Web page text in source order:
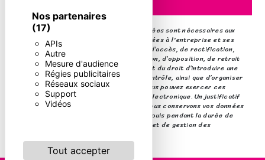
Nos partenaires
(17)
APIs
Autre
Mesure d'audience
Régies publicitaires
Réseaux sociaux
Support
Vidéos
Tout accepter
** Les données personnelles communiquées sont nécessaires aux
fins de vous contacter. Elles sont destinées à l'entreprise et ses
sous-traitants. Vous disposez de droits d’accès, de rectification,
d’effacement, de portabilité, de limitation, d’opposition, de retrait
de votre consentement à tout moment et du droit d’introduire une
réclamation auprès d’une autorité de contrôle, ainsi que d’organiser
le sort de vos données post-mortem. Vous pouvez exercer ces
droits par voie postale ou par courrier électronique. Un justificatif
d'identité pourra vous être demandé. Nous conservons vos données
pendant la période de prise de contact puis pendant la durée de
prescription légale aux fins probatoires et de gestion des